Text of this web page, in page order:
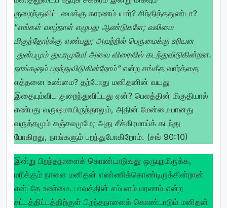
குறைந்துவிட்டமைக்கு காரணம் யார்? சிந்தித்ததுண்டா?
“எங்கள் வாழ்நாள் எழுபது ஆண்டுகளே; வலிமை
மிகுந்தோர்க்கு எண்பது; அவற்றில் பெருமைக்கு உரியன
துன்பமும் துயரமுமே! அவை விரைவில் கடந்துவிடுகின்றன.
நாங்களும் பறந்துவிடுகின்றோம்”என்ற சங்கீத வார்த்தை
எத்தனை உண்மை? தற்போது மனிதனின் வயது
இதையும்விட குறைந்துவிட்டது ஏன்? பெலத்தின் மிகுதியால்
எண்பது வருஷமாயிருந்தாலும், அதின் மேன்மையானது
வருத்தமும் சஞ்சலமுமே; அது சீக்கிரமாய்க் கடந்து
போகிறது, நாங்களும் பறந்துபோகிறோம். (சங் 90:10)
இன்று பிறந்தநாளைக் கொண்டாடுவது ஒருபுறமிருக்க,
மரிக்கும் நாளை மனிதன் எண்ணிக்கொண்டிருக்கின்றான்
என்பதே உண்மை. பாவத்தின் சம்பளம் மரணம் என்ற
சட்டத்திட்டத்திற்குள் பிறந்தநாளைக் கொண்டாடும் மனிதன்